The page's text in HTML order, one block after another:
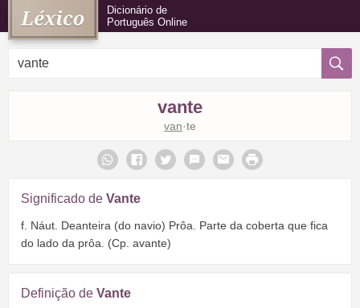
Dicionário de
Português Online
vante
van·te
Significado de Vante
f. Náut. Deanteira (do navio) Prôa. Parte da coberta que fica
do lado da prôa. (Cp. avante)
Definição de Vante